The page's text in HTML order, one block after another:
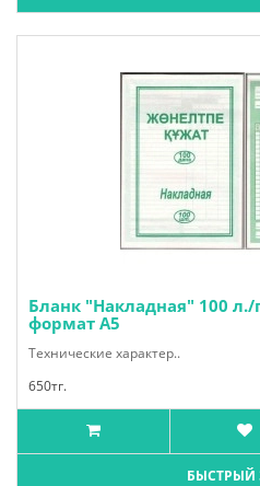
Бланк "Накладная" 100
формат А5
Технические характер..
650тг.
БЫСТРЫЙ